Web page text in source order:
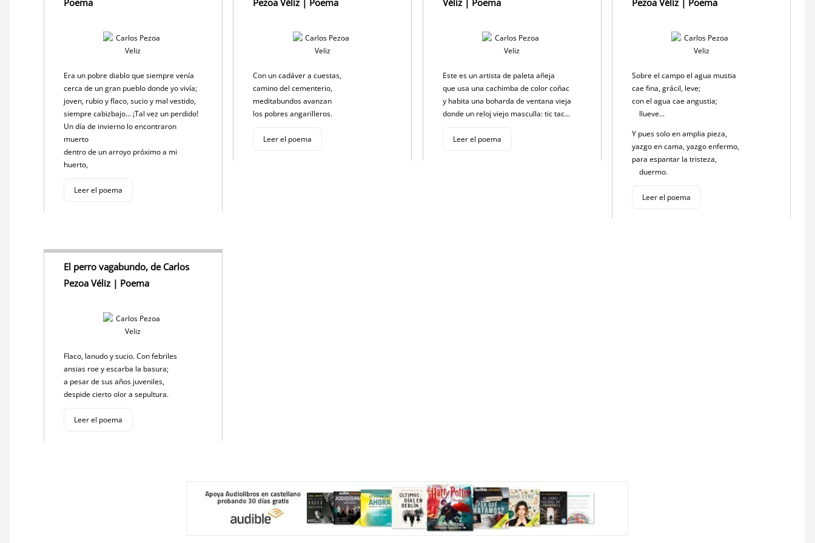
A b
k
n
k
Era un pobre diablo que siempre venía
cerca de un gran pueblo donde yo vivía;
joven, rubio y flaco, sucio y mal vestido,
siempre cabizbajo... ¡Tal vez un perdido!
Un día de invierno lo encontraron
muerto
dentro de un arroyo próximo a mi
huerto,
Leer el poema
Con un cadáver a cuestas,
camino del cementerio,
meditabundos avanzan
los pobres angarilleros.
Leer el poema
Este es un artista de paleta añeja
que usa una cachimba de color coñac
y habita una boharda de ventana vieja
donde un reloj viejo masculla: tic tac...
Leer el poema
Sobre el campo el agua mustia
cae fina, grácil, leve;
con el agua cae angustia;
llueve...
Y pues solo en amplia pieza,
yazgo en cama, yazgo enfermo,
para espantar la tristeza,
duermo.
Leer el poema
El perro vagabundo, de Carlos
Pezoa Véliz | Poema
Flaco, lanudo y sucio. Con febriles
ansias roe y escarba la basura;
a pesar de sus años juveniles,
despide cierto olor a sepultura.
Leer el poema